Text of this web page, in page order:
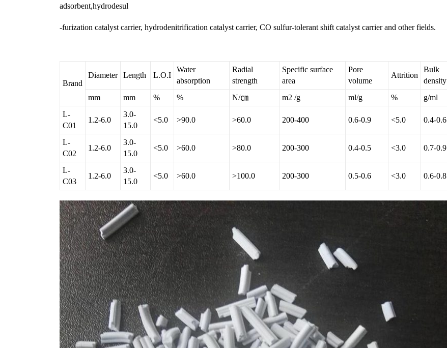
adsorbent,hydrodesul
-furization catalyst carrier, hydrodenitrification catalyst carrier, CO sulfur-tolerant shift catalyst carrier and other fields.
Brand
Diameter Length L.O.I
Water
absorption
Radial
strength
Specific surface
area
Pore
volume
Attrition
Bulk
density
mm
mm % % N/㎝ m2 /g ml/g %
g/ml
L-
C01
1.2-6.0
3.0-
15.0
<5.0 >90.0 >60.0 200-400 0.6-0.9 <5.0 0.4-0.6
L-
C02
1.2-6.0
3.0-
15.0
<5.0 >60.0 >80.0 200-300 0.4-0.5 <3.0 0.7-0.9
L-
C03
1.2-6.0
3.0-
15.0
<5.0 >60.0 >100.0 200-300 0.5-0.6 <3.0 0.6-0.8